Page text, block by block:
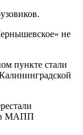
не
пункте стали
в МАПП